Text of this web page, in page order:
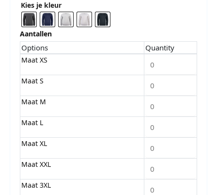
Kies je kleur
Aantallen
Options Quantity
Maat XS
Maat S
Maat M
Maat L
Maat XL
Maat XXL
Maat 3XL